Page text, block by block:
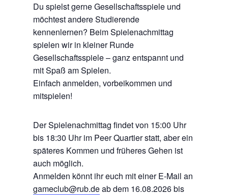
Du spielst gerne Gesellschaftsspiele und
möchtest andere Studierende
kennenlernen? Beim Spielenachmittag
spielen wir in kleiner Runde
Gesellschaftsspiele – ganz entspannt und
mit Spaß am Spielen.
Einfach anmelden, vorbeikommen und
mitspielen!
Der Spielenachmittag findet von 15:00 Uhr
bis 18:30 Uhr im Peer Quartier statt, aber ein
späteres Kommen und früheres Gehen ist
auch möglich.
Anmelden könnt ihr euch mit einer E-Mail an
gameclub@rub.deab dem 16.08.2026 bis